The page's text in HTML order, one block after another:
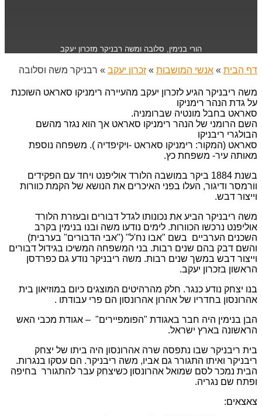
הורי בנימין, סלובה ומשה רבניקר מזכרון יעקב
דף הבית » אנשי המושבות » זכרון יעקב » רבניקר משה וסלובה
משה ריבניקר הגיע לזכרון יעקב מהעיירה רימניקו סאראט השוכנת
על גדת הנהר רימניקו
סאראט בחבל מונטיה שברומניה.
השם הרומני של הנהר רימניקו סאראט אך הוא נגזר מהשם
הבולגרי ריבניקו
סאראט (המקור: רימניקו סאראט -ויקיפדיה ). משפחה נוספת
מאותה עיר- משפחת כץ.
בשנת 1884 ביקר במושבה הלורד אוליפנט ויחד עם הפקידים
וורמסר ודיגור, העלו בפני האיכרים את הנושא של הקמת כוורות
וייצור דבש.
משה ריבניקר הביע את נכונותו לגדל דבורים ובעזרת הלורד
אוליפנט נרכשו הכוורות. לימים נודעו משה ובנו בנימין בקרב
השכנים הערביים בשם "אבו נח'ל" ("אבי הדבורים" בערבית)
והשם דבק בהם שנים רבות. בני המשפחה המשיכו בגידול דבורים
וייצור דבש במשך שנים רבות. משה ריבניקר נודע גם כפרדסן
הראשון בזכרון יעקב.
בנו יצחק נודע כנגר. חלק מהרהיטים המוצגים כיום במוזיאון בית
אהרונסון בחדריו של אהרון אהרונסון הם פרי עבודתו .
הבן בנימין היה חבר באגודת "הפומפיירים" – אגודת מכבי האש
הראשונה בארץ ישראל.
בית ריבניקר שבו נתפסה שרה אהרונסון היה ביתו של יצחק
ריבניקר ואיתו התגורר גם אביו, משה ריבניקר. הם עסקו בנגרות.
הבית נמכר לסם שמואל אהרונסון כשיצחק עבר להתגורר בחיפה
ופתח שם נגריה.
צאצאים: